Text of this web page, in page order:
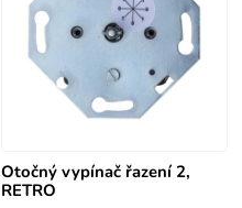
Otočný vypínač řazení 2,
RETRO